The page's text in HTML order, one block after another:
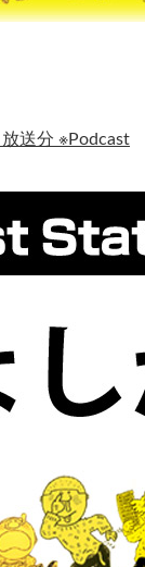
送分 ※Podcast